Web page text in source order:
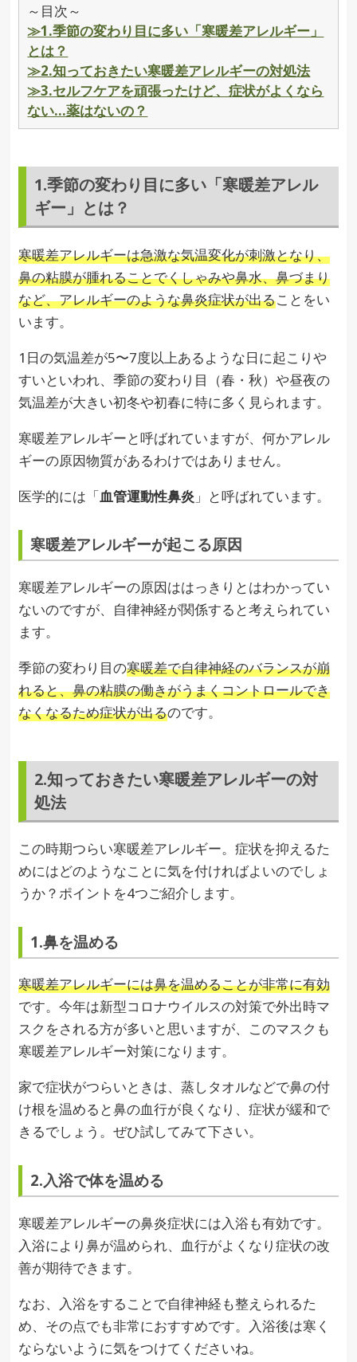
～目次～
≫1.季節の変わり目に多い「寒暖差アレルギー」
とは？
≫2.知っておきたい寒暖差アレルギーの対処法
≫3.セルフケアを頑張ったけど、症状がよくなら
ない…薬はないの？
1.季節の変わり目に多い「寒暖差アレル
ギー」とは？
寒暖差アレルギーは急激な気温変化が刺激となり、
鼻の粘膜が腫れることでくしゃみや鼻水、鼻づまり
など、アレルギーのような鼻炎症状が出ることをい
います。
1日の気温差が5〜7度以上あるような日に起こりや
すいといわれ、季節の変わり目（春・秋）や昼夜の
気温差が大きい初冬や初春に特に多く見られます。
寒暖差アレルギーと呼ばれていますが、何かアレル
ギーの原因物質があるわけではありません。
医学的には「血管運動性鼻炎 」と呼ばれています。
寒暖差アレルギーが起こる原因
寒暖差アレルギーの原因ははっきりとはわかってい
ないのですが、自律神経が関係すると考えられてい
ます。
季節の変わり目の寒暖差で自律神経のバランスが崩
れると、鼻の粘膜の働きがうまくコントロールでき
なくなるため症状が出るのです。
2.知っておきたい寒暖差アレルギーの対
処法
この時期つらい寒暖差アレルギー。症状を抑えるた
めにはどのようなことに気を付ければよいのでしょ
うか？ポイントを4つご紹介します。
1.鼻を温める
寒暖差アレルギーには鼻を温めることが非常に有効
です。今年は新型コロナウイルスの対策で外出時マ
スクをされる方が多いと思いますが、このマスクも
寒暖差アレルギー対策になります。
家で症状がつらいときは、蒸しタオルなどで鼻の付
け根を温めると鼻の血行が良くなり、症状が緩和で
きるでしょう。ぜひ試してみて下さい。
2.入浴で体を温める
寒暖差アレルギーの鼻炎症状には入浴も有効です。
入浴により鼻が温められ、血行がよくなり症状の改
善が期待できます。
なお、入浴をすることで自律神経も整えられるた
め、その点でも非常におすすめです。入浴後は寒く
ならないように気をつけてくださいね。